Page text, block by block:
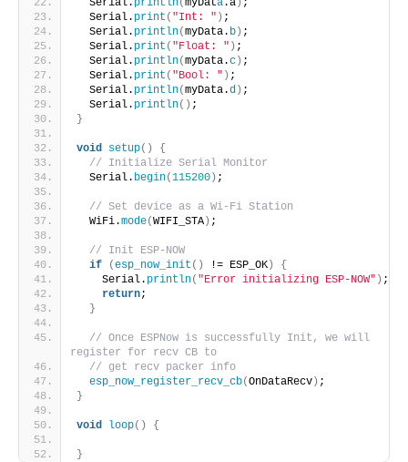
  Serial.
println(myData.a ) ;
  Serial.
print ( "Int: " ) ;
  Serial.
println(myData. b ) ;
  Serial.
print ( "Float: " ) ;
  Serial.
println(myData.c ) ;
  Serial.
print ( "Bool: " ) ;
  Serial.
println(myData.d ) ;
  Serial.
println() ;
}
void setup()
{
// Initialize Serial Monitor
  Serial.
begin(115200 ) ;
// Set device as a Wi-Fi Station
  WiFi.
mode(WIFI_STA ) ;
// Init ESP-NOW
if
(esp_now_init () != ESP_OK )
{
    Serial.
println( "Error initializing ESP-NOW" ) ;
return;
}
// Once ESPNow is successfully Init, we will
register for recv CB to
// get recv packer info
esp_now_register_recv_cb(OnDataRecv ) ;
}
void loop() {
}